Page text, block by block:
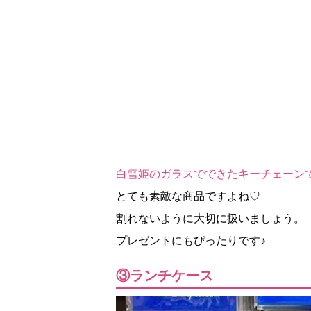
白雪姫のガラスでできたキーチェーン
とても素敵な商品ですよね♡
割れないように大切に扱いましょう。
プレゼントにもぴったりです♪
③ランチケース